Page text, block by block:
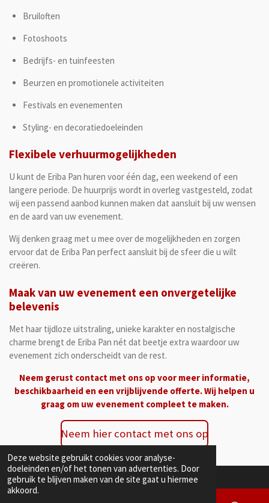
Deze website gebruikt cookies voor analyse-
doeleinden en/of het tonen van advertenties. Door
gebruik te blijven maken van de site gaat u hiermee
akkoord.
Bruiloften
Fotoshoots
Bedrijfs- en tuinfeesten
Beurzen en promotionele activiteiten
Festivals en evenementen
Styling- en decoratiedoeleinden
Flexibele verhuurmogelijkheden
U kunt de Eriba Pan huren voor één dag, een weekend of een
langere periode. De huurprijs wordt in overleg vastgesteld, zodat
wij een passend aanbod kunnen maken dat aansluit bij uw wensen
en de aard van uw evenement.
Wij denken graag met u mee over de mogelijkheden en zorgen
ervoor dat de Eriba Pan perfect aansluit bij de sfeer die u wilt
creëren.
Maak van uw evenement een onvergetelijke
belevenis
Met haar tijdloze uitstraling, unieke karakter en nostalgische
charme brengt de Eriba Pan nét dat beetje extra waardoor uw
evenement zich onderscheidt van de rest.
Neem gerust contact met ons op voor meer informatie,
beschikbaarheid en een vrijblijvende offerte. Wij helpen u
graag om uw evenement compleet te maken.
Neem hier contact met ons op
Eriba retro verhuur